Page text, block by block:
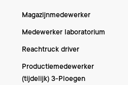
Magazijnmedewerker
Medewerker laboratorium
Reachtruck driver
Productiemedewerker
(tijdelijk) 3-Ploegen